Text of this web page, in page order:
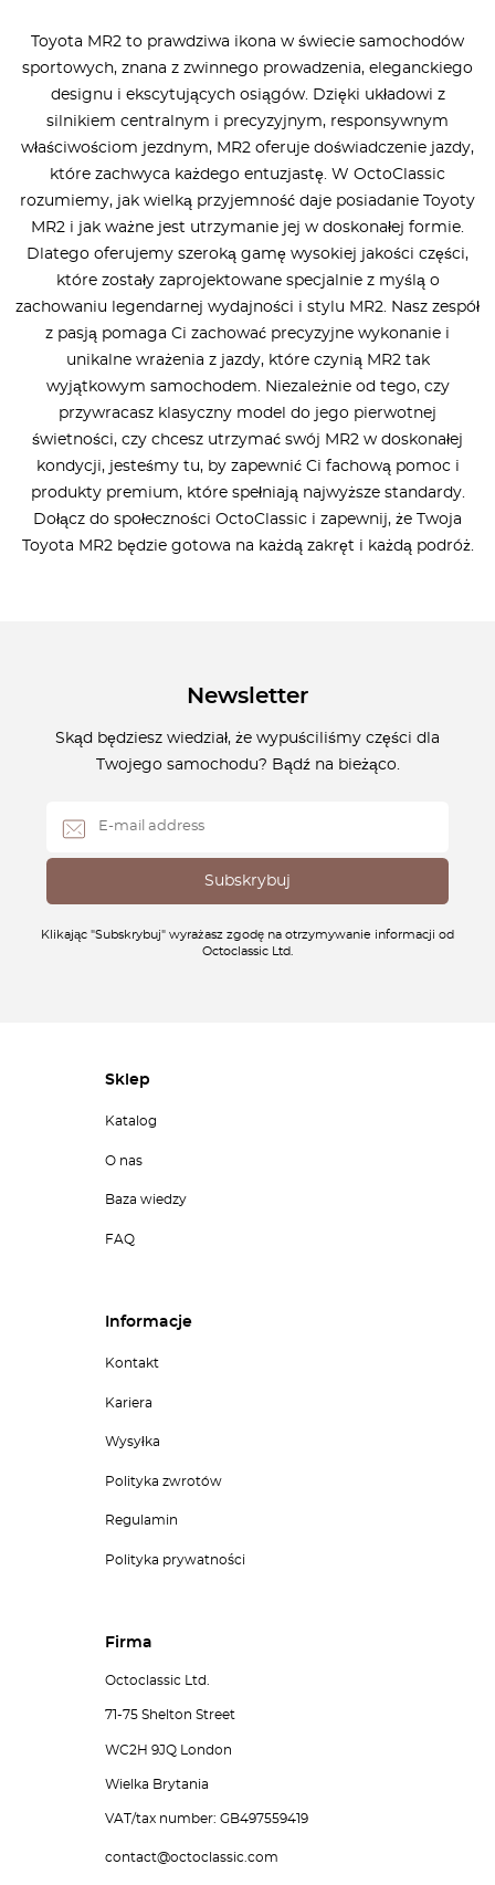
Toyota MR2 to prawdziwa ikona w świecie samochodów
sportowych, znana z zwinnego prowadzenia, eleganckiego
designu i ekscytujących osiągów. Dzięki układowi z
silnikiem centralnym i precyzyjnym, responsywnym
właściwościom jezdnym, MR2 oferuje doświadczenie jazdy,
które zachwyca każdego entuzjastę. W OctoClassic
rozumiemy, jak wielką przyjemność daje posiadanie Toyoty
MR2 i jak ważne jest utrzymanie jej w doskonałej formie.
Dlatego oferujemy szeroką gamę wysokiej jakości części,
które zostały zaprojektowane specjalnie z myślą o
zachowaniu legendarnej wydajności i stylu MR2. Nasz zespół
z pasją pomaga Ci zachować precyzyjne wykonanie i
unikalne wrażenia z jazdy, które czynią MR2 tak
wyjątkowym samochodem. Niezależnie od tego, czy
przywracasz klasyczny model do jego pierwotnej
świetności, czy chcesz utrzymać swój MR2 w doskonałej
kondycji, jesteśmy tu, by zapewnić Ci fachową pomoc i
produkty premium, które spełniają najwyższe standardy.
Dołącz do społeczności OctoClassic i zapewnij, że Twoja
Toyota MR2 będzie gotowa na każdą zakręt i każdą podróż.
Newsletter
Skąd będziesz wiedział, że wypuściliśmy części dla
Twojego samochodu? Bądź na bieżąco.
Klikając "Subskrybuj" wyrażasz zgodę na otrzymywanie informacji od
Octoclassic Ltd.
Sklep
Katalog
O nas
Baza wiedzy
FAQ
Informacje
Kontakt
Kariera
Wysyłka
Polityka zwrotów
Regulamin
Polityka prywatności
Firma
Octoclassic Ltd.
71-75 Shelton Street
WC2H 9JQ London
Wielka Brytania
VAT/tax number: GB497559419
contact@octoclassic.com